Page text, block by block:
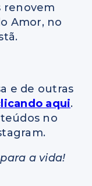
renovem
Amor, no
e de outras
aqui.
no
a vida!